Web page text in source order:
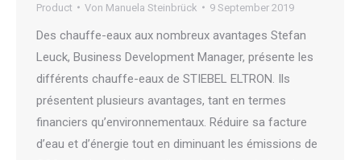
Product Von Manuela Steinbrück 9 September 2019
Des chauffe-eaux aux nombreux avantages Stefan
Leuck, Business Development Manager, présente les
différents chauffe-eaux de STIEBEL ELTRON. Ils
présentent plusieurs avantages, tant en termes
financiers qu’environnementaux. Réduire sa facture
d’eau et d’énergie tout en diminuant les émissions de